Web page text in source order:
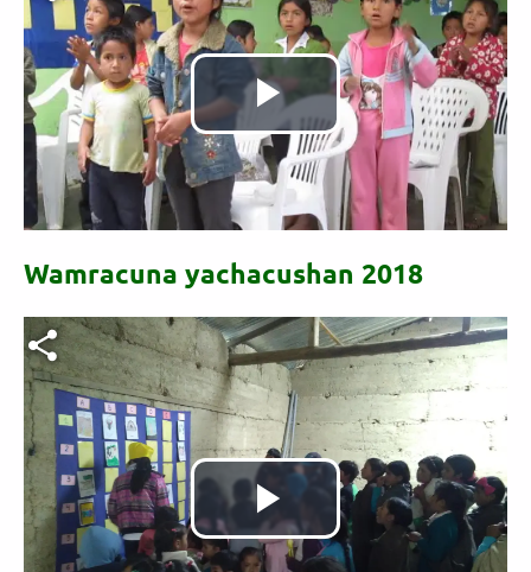
Reproducir
Vídeo
Archivo de vídeo
Reproducir
Wamracuna yachacushan 2018